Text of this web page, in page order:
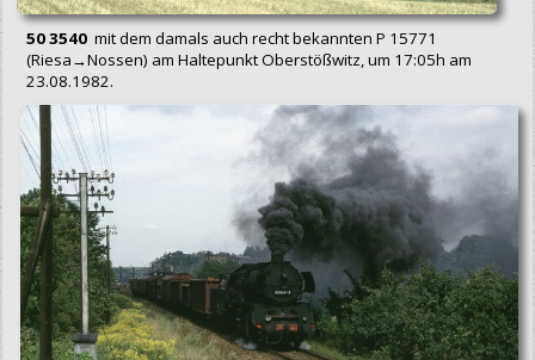
50 3540mit dem damals auch recht bekannten P 15771
(Riesa→Nossen) am Haltepunkt Oberstößwitz, um 17:05h am
23.08.1982.